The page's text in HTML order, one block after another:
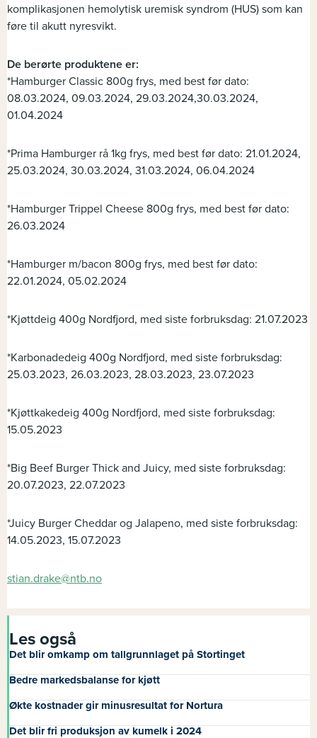
komplikasjonen hemolytisk uremisk syndrom (HUS) som kan
føre til akutt nyresvikt.
De berørte produktene er:
*Hamburger Classic 800g frys, med best før dato:
08.03.2024, 09.03.2024, 29.03.2024,30.03.2024,
01.04.2024
*Prima Hamburger rå 1kg frys, med best før dato: 21.01.2024,
25.03.2024, 30.03.2024, 31.03.2024, 06.04.2024
*Hamburger Trippel Cheese 800g frys, med best før dato:
26.03.2024
*Hamburger m/bacon 800g frys, med best før dato:
22.01.2024, 05.02.2024
*Kjøttdeig 400g Nordfjord, med siste forbruksdag: 21.07.2023
*Karbonadedeig 400g Nordfjord, med siste forbruksdag:
25.03.2023, 26.03.2023, 28.03.2023, 23.07.2023
*Kjøttkakedeig 400g Nordfjord, med siste forbruksdag:
15.05.2023
*Big Beef Burger Thick and Juicy, med siste forbruksdag:
20.07.2023, 22.07.2023
*Juicy Burger Cheddar og Jalapeno, med siste forbruksdag:
14.05.2023, 15.07.2023
stian.drake@ntb.no
Les også
Det blir omkamp om tallgrunnlaget på Stortinget
Bedre markedsbalanse for kjøtt
Økte kostnader gir minusresultat for Nortura
Det blir fri produksjon av kumelk i 2024